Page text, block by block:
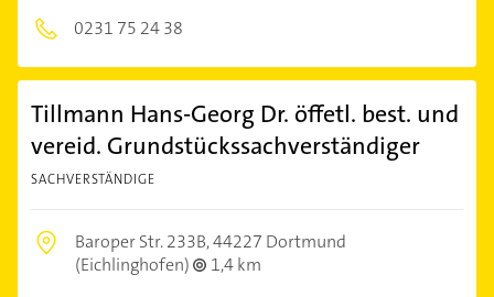
0231 75 24 38
Tillmann Hans-Georg Dr. öffetl. best. und
vereid. Grundstückssachverständiger
SACHVERSTÄNDIGE
Baroper Str. 233B,44227 Dortmund
(Eichlinghofen)
1,4 km